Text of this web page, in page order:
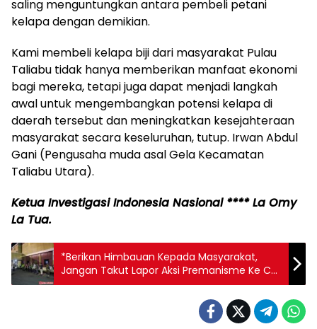
saling menguntungkan antara pembeli petani
kelapa dengan demikian.
Kami membeli kelapa biji dari masyarakat Pulau
Taliabu tidak hanya memberikan manfaat ekonomi
bagi mereka, tetapi juga dapat menjadi langkah
awal untuk mengembangkan potensi kelapa di
daerah tersebut dan meningkatkan kesejahteraan
masyarakat secara keseluruhan, tutup. Irwan Abdul
Gani (Pengusaha muda asal Gela Kecamatan
Taliabu Utara).
Ketua Investigasi Indonesia Nasional **** La Omy
La Tua.
*Berikan Himbauan Kepada Masyarakat,
Jangan Takut Lapor Aksi Premanisme Ke Call
Center 110 Polres Sibolga*